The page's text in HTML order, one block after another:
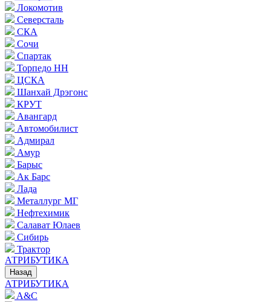
Локомотив
Северсталь
СКА
Сочи
Спартак
Торпедо НН
ЦСКА
Шанхай Дрэгонс
КРУТ
Авангард
Автомобилист
Адмирал
Амур
Барыс
Ак Барс
Лада
Металлург МГ
Нефтехимик
Салават Юлаев
Сибирь
Трактор
АТРИБУТИКА
Назад
АТРИБУТИКА
A&C